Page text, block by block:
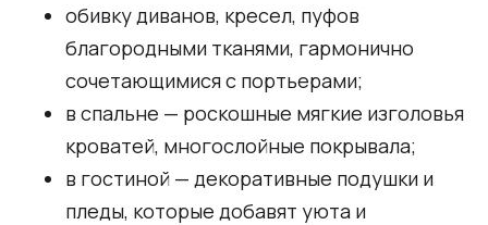
обивку диванов, кресел, пуфов
благородными тканями, гармонично
сочетающимися с портьерами;
в спальне — роскошные мягкие изголовья
кроватей, многослойные покрывала;
в гостиной — декоративные подушки и
пледы, которые добавят уюта и